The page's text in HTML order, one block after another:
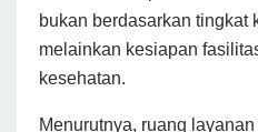
bukan berdasarkan tingkat
melainkan kesiapan
kesehatan.
Menurutnya, ruang